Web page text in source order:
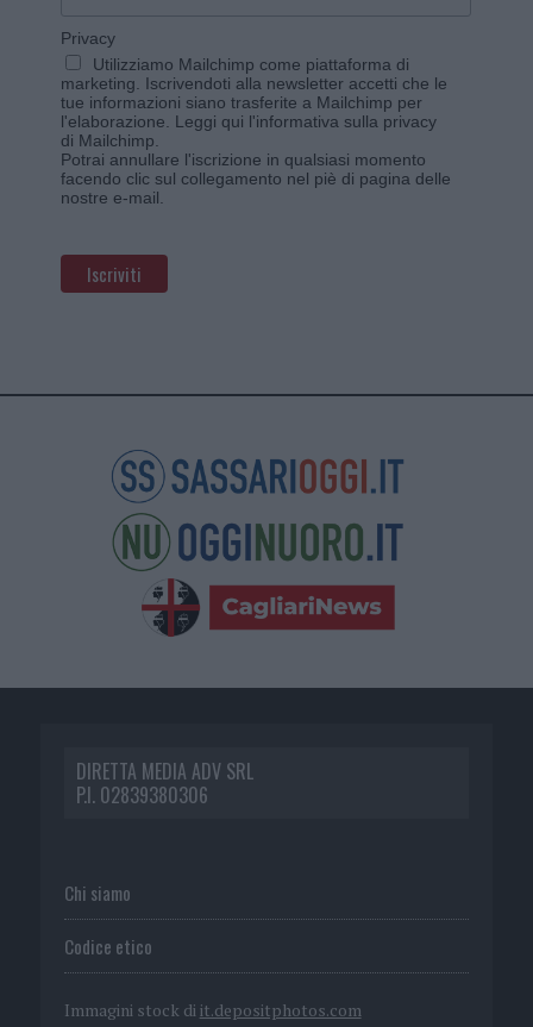
Privacy
Utilizziamo Mailchimp come piattaforma di
marketing. Iscrivendoti alla newsletter accetti che le
tue informazioni siano trasferite a Mailchimp per
l'elaborazione. Leggi qui l'informativa sulla privacy
di Mailchimp.
Potrai annullare l'iscrizione in qualsiasi momento
facendo clic sul collegamento nel piè di pagina delle
nostre e-mail.
DIRETTA MEDIA ADV SRL
P.I. 02839380306
Chi siamo
Codice etico
Immagini stock di it.depositphotos.com